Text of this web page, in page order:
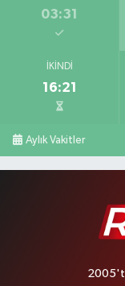
03:31
İKINDI
16:21
Aylık Vakitler